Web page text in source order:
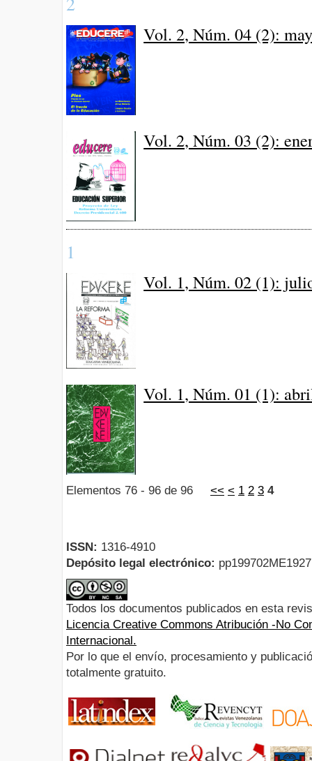
Vol. 2, Núm. 04 (2):
Vol. 2, Núm. 03 (2):
1
Vol. 1, Núm. 02 (1):
Vol. 1, Núm. 01 (1):
Elementos 76 - 96 de 96 << < 1 2 3 4
ISSN: 1316-4910
Depósito legal electrónico:
Todos los documentos publicados en esta
Licencia Creative Commons Atribución -No
Internacional.
Por lo que el envío, procesamiento y
totalmente gratuito.